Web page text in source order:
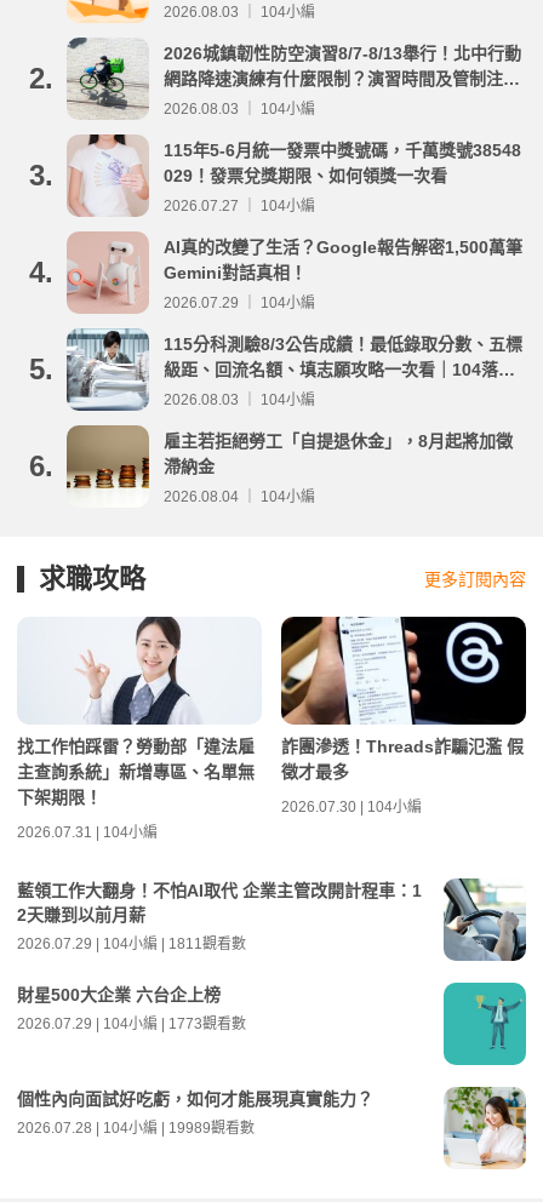
2026.08.03 ｜ 104小編
2.
2026城鎮韌性防空演習8/7-8/13舉行！北中行動
網路降速演練有什麼限制？演習時間及管制注意
事項整理
2026.08.03 ｜ 104小編
3.
115年5-6月統一發票中獎號碼，千萬獎號38548
029！發票兌獎期限、如何領獎一次看
2026.07.27 ｜ 104小編
4.
AI真的改變了生活？Google報告解密1,500萬筆
Gemini對話真相！
2026.07.29 ｜ 104小編
5.
115分科測驗8/3公告成績！最低錄取分數、五標
級距、回流名額、填志願攻略一次看｜104落點
分析
2026.08.03 ｜ 104小編
6.
雇主若拒絕勞工「自提退休金」，8月起將加徵
滯納金
2026.08.04 ｜ 104小編
求職攻略 更多訂閱內容
找工作怕踩雷？勞動部「違法雇
主查詢系統」新增專區、名單無
下架期限！
2026.07.31 | 104小編
詐團滲透！Threads詐騙氾濫 假
徵才最多
2026.07.30 | 104小編
藍領工作大翻身！不怕AI取代 企業主管改開計程車：1
2天賺到以前月薪
2026.07.29 | 104小編 | 1811觀看數
財星500大企業 六台企上榜
2026.07.29 | 104小編 | 1773觀看數
個性內向面試好吃虧，如何才能展現真實能力？
2026.07.28 | 104小編 | 19989觀看數